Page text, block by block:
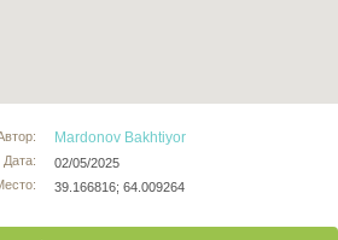
Дата:
Mardonov Bakhtiyor
02/05/2025
39.166816; 64.009264